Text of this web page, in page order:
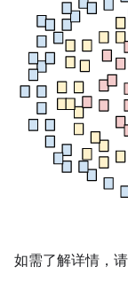
如需了解详情，